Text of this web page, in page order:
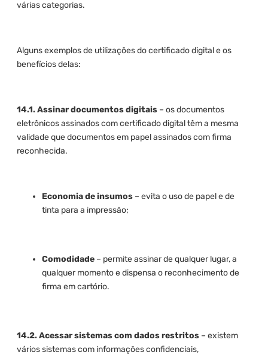
várias categorias.
Alguns exemplos de utilizações do certificado digital e os
benefícios delas:
14.1. Assinar documentos digitais – os documentos
eletrônicos assinados com certificado digital têm a mesma
validade que documentos em papel assinados com firma
reconhecida.
Economia de insumos – evita o uso de papel e de
tinta para a impressão;
Comodidade – permite assinar de qualquer lugar, a
qualquer momento e dispensa o reconhecimento de
firma em cartório.
14.2. Acessar sistemas com dados restritos – existem
vários sistemas com informações confidenciais,